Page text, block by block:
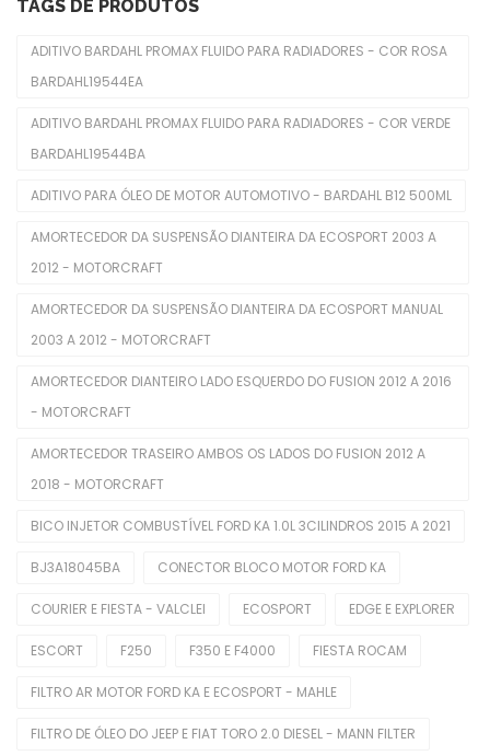
Molduras De Faróis
Freio
Cabo Do Freio De Mão
Pastilhas De Freios
Servo Freio
Comutadores De Ignição
Difusores De Ar
Interruptores De Direção
Manopla De Câmbio
Pedais Do Freio
Limpeza Automotiva
TAGS DE PRODUTOS
ADITIVO BARDAHL PROMAX FLUIDO PARA RADIADORES - COR ROSA
BARDAHL19544EA
ADITIVO BARDAHL PROMAX FLUIDO PARA RADIADORES - COR VERDE
BARDAHL19544BA
ADITIVO PARA ÓLEO DE MOTOR AUTOMOTIVO - BARDAHL B12 500ML
AMORTECEDOR DA SUSPENSÃO DIANTEIRA DA ECOSPORT 2003 A
2012 - MOTORCRAFT
AMORTECEDOR DA SUSPENSÃO DIANTEIRA DA ECOSPORT MANUAL
2003 A 2012 - MOTORCRAFT
AMORTECEDOR DIANTEIRO LADO ESQUERDO DO FUSION 2012 A 2016
- MOTORCRAFT
AMORTECEDOR TRASEIRO AMBOS OS LADOS DO FUSION 2012 A
2018 - MOTORCRAFT
BICO INJETOR COMBUSTÍVEL FORD KA 1.0L 3CILINDROS 2015 A 2021
BJ3A18045BA CONECTOR BLOCO MOTOR FORD KA
COURIER E FIESTA - VALCLEI ECOSPORT EDGE E EXPLORER
ESCORT F250 F350 E F4000 FIESTA ROCAM
FILTRO AR MOTOR FORD KA E ECOSPORT - MAHLE
FILTRO DE ÓLEO DO JEEP E FIAT TORO 2.0 DIESEL - MANN FILTER